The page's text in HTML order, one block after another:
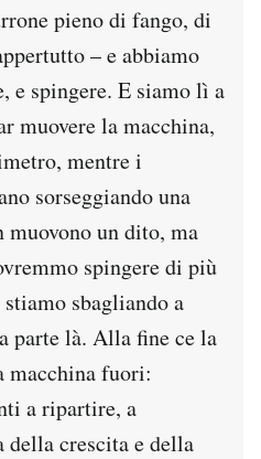
pieno di fango, di
– e abbiamo
e spingere. E siamo lì a
muovere la macchina,
mentre i
sorseggiando una
un dito, ma
spingere di più
sbagliando a
parte là. Alla fine ce la
macchina fuori:
a ripartire, a
crescita e della